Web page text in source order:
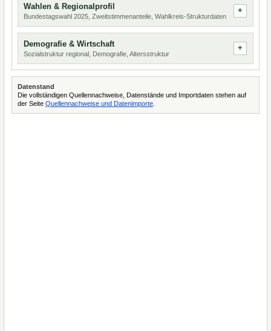
Wahlen & Regionalprofil
Bundestagswahl 2025, Zweitstimmenanteile, Wahlkreis-Strukturdaten
Demografie & Wirtschaft
Sozialstruktur regional, Demografie, Altersstruktur
Datenstand
Die vollständigen Quellennachweise, Datenstände und Importdaten stehen auf
der Seite Quellennachweise und Datenimporte